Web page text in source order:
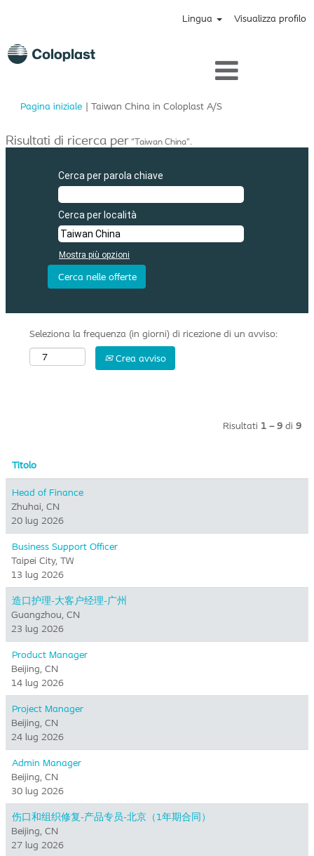
Lingua Visualizza profilo
Pagina iniziale | Taiwan China in Coloplast A/S(pagina
Risultati di ricerca per"Taiwan China".
Cerca per parola chiave
Cerca per località
Mostra più opzioni
Seleziona la frequenza (in giorni) di ricezione di un avviso:
Crea avviso
Risultati 1 – 9 di 9
Titolo
Head of Finance
Zhuhai, CN
20 lug 2026
Business Support Officer
Taipei City, TW
13 lug 2026
造口护理-大客户经理-广州
Guangzhou, CN
23 lug 2026
Product Manager
Beijing, CN
14 lug 2026
Project Manager
Beijing, CN
24 lug 2026
Admin Manager
Beijing, CN
30 lug 2026
伤口和组织修复-产品专员-北京（1年期合同）
Beijing, CN
27 lug 2026